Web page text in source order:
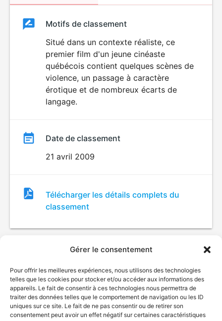
Gérer le consentement
Pour offrir les meilleures expériences, nous utilisons des technologies
telles que les cookies pour stocker et/ou accéder aux informations des
appareils. Le fait de consentir à ces technologies nous permettra de
traiter des données telles que le comportement de navigation ou les ID
uniques sur ce site. Le fait de ne pas consentir ou de retirer son
consentement peut avoir un effet négatif sur certaines caractéristiques
ClassementClassement
LANGAGE
VULGAIRE
Motifs de classement
Situé dans un contexte réaliste, ce
premier film d'un jeune cinéaste
québécois contient quelques scènes de
violence, un passage à caractère
érotique et de nombreux écarts de
langage.
Date de classement
21 avril 2009
Fichier
de
classement
Télécharger les détails complets du
classement
© Gouvernement du Québec, 2026